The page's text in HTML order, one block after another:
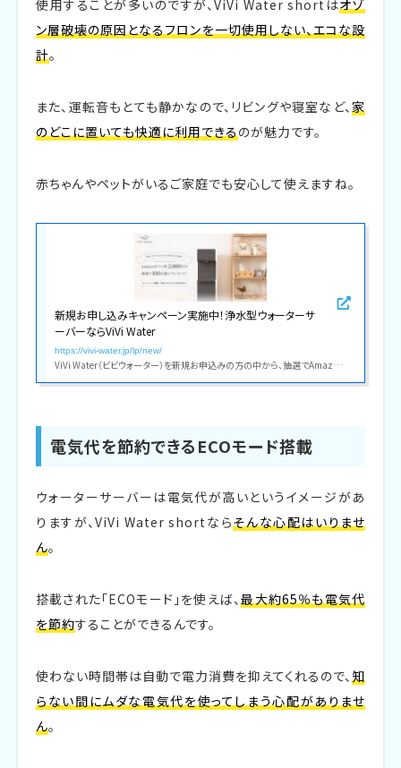
使用することが多いのですが、ViVi Water shortはオゾ
ン層破壊の原因となるフロンを一切使用しない、エコな設
計。
また、運転音もとても静かなので、リビングや寝室など、家
のどこに置いても快適に利用できるのが魅力です。
赤ちゃんやペットがいるご家庭でも安心して使えますね。
新規お申し込みキャンペーン実施中！浄水型ウォーターサ
ーバーならViVi Water
https://vivi-water.jp/lp/new/
ViVi Water（ビビウォーター）を新規お申込みの方の中から、抽選でAmazonギフト券が当たるお得なキャンペーンを実施中。明日をつくる ViVi Water がここちよいウォーターサーバー体験を提供します。
電気代を節約できるECOモード搭載
ウォーターサーバーは電気代が高いというイメージがあ
りますが、ViVi Water shortならそんな心配はいりませ
ん。
搭載された「ECOモード」を使えば、最大約65％も電気代
を節約することができるんです。
使わない時間帯は自動で電力消費を抑えてくれるので、知
らない間にムダな電気代を使ってしまう心配がありませ
ん。